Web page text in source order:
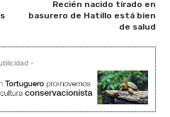
Recién nacido tirado en
basurero de Hatillo está bien
de salud
-